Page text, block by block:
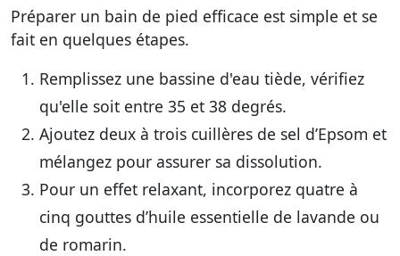
Préparer un bain de pied efficace est simple et se
fait en quelques étapes.
Remplissez une bassine d'eau tiède, vérifiez
qu'elle soit entre 35 et 38 degrés.
Ajoutez deux à trois cuillères de sel d’Epsom et
mélangez pour assurer sa dissolution.
Pour un effet relaxant, incorporez quatre à
cinq gouttes d’huile essentielle de lavande ou
de romarin.